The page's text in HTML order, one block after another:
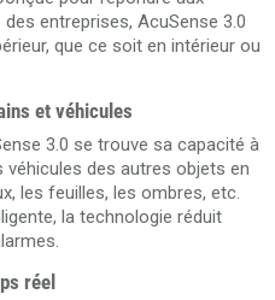
entreprises, AcuSense 3.0
que ce soit en intérieur ou
et véhicules
3.0 se trouve sa capacité à
des autres objets en
les feuilles, les ombres, etc.
la technologie réduit
réel